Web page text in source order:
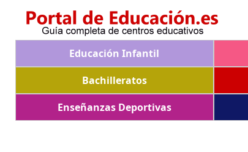
Educación Infantil
Bachilleratos
Enseñanzas Deportivas